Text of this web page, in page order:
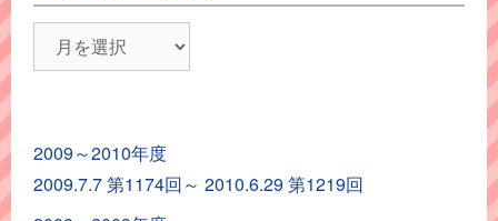
ポ
ア
ー
2009～2010年度
2009.7.7 第1174回～ 2010.6.29 第1219回